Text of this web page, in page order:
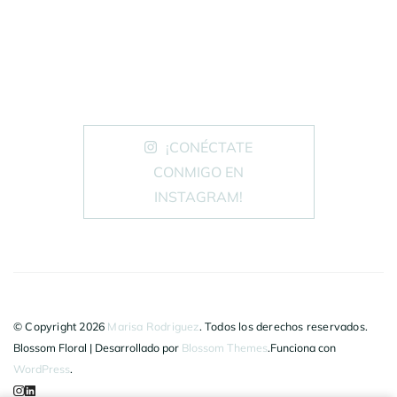
¡CONÉCTATE
CONMIGO EN
INSTAGRAM!
© Copyright 2026 Marisa Rodriguez. Todos los derechos reservados.
Blossom Floral | Desarrollado por Blossom Themes.Funciona con
WordPress.